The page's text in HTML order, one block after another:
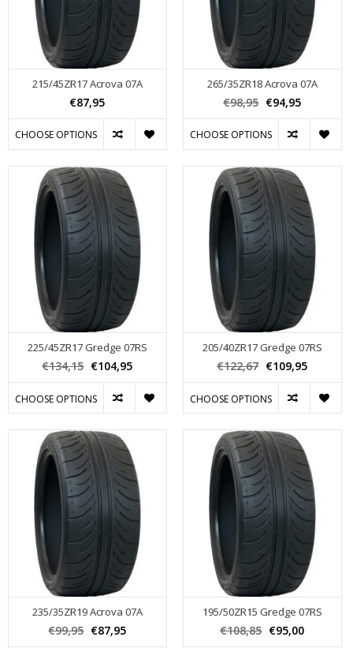
215/45ZR17 Acrova 07A
€87,95
CHOOSE OPTIONS
265/35ZR18 Acrova 07A
€98,95 €94,95
CHOOSE OPTIONS
225/45ZR17 Gredge 07RS
€134,15 €104,95
CHOOSE OPTIONS
205/40ZR17 Gredge 07RS
€122,67 €109,95
CHOOSE OPTIONS
235/35ZR19 Acrova 07A
€99,95 €87,95
195/50ZR15 Gredge 07RS
€108,85 €95,00